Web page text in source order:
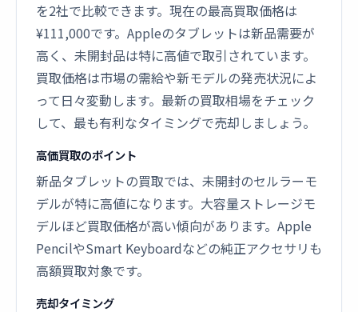
を2社で比較できます。現在の最高買取価格は
¥111,000です。Appleのタブレットは新品需要が
高く、未開封品は特に高値で取引されています。
買取価格は市場の需給や新モデルの発売状況によ
って日々変動します。最新の買取相場をチェック
して、最も有利なタイミングで売却しましょう。
高価買取のポイント
新品タブレットの買取では、未開封のセルラーモ
デルが特に高値になります。大容量ストレージモ
デルほど買取価格が高い傾向があります。Apple
PencilやSmart Keyboardなどの純正アクセサリも
高額買取対象です。
売却タイミング